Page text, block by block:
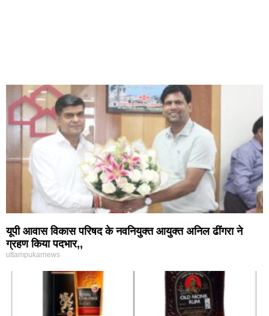
यूपी आवास विकास परिषद के नवनियुक्त आयुक्त अनिल ढींगरा ने
ग्रहण किया पदभार,,
uttampukarnews